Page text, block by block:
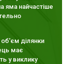
яма найчастіше
об'єм ділянки
має
у виклику